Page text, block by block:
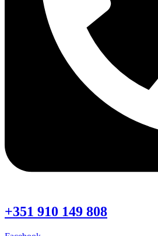
+351 910 149 808